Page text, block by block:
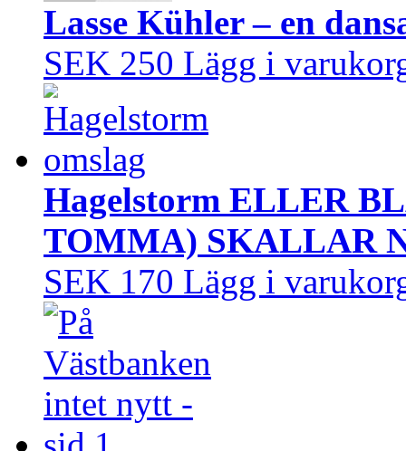
Lasse Kühler – en
SEK 250 Lägg i
Hagelstorm ELLER
TOMMA) SKALLAR
SEK 170 Lägg i